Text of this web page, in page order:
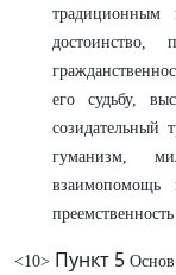
традиционным
достоинство,
его судьбу,
созидательный
гуманизм,
взаимопомощь
<10> Пункт 5 Основ